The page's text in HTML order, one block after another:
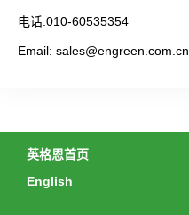
电话:010-60535354
Email: sales@engreen.com.cn
英格恩首页
English